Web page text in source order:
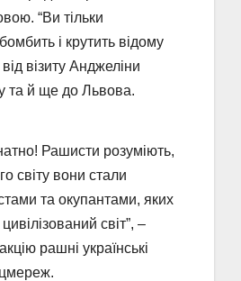
“Ви тільки
і крутить відому
візиту Анджеліни
та й ще до Львова.
Рашисти розуміють,
світу вони стали
та окупантами, яких
світ”, –
рашні українські